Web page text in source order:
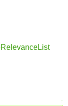
↑